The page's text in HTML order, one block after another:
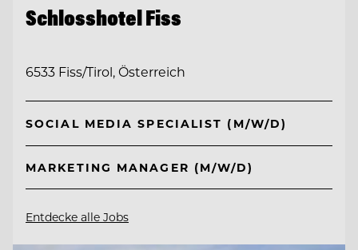
Schlosshotel Fiss
6533 Fiss/Tirol, Österreich
SOCIAL MEDIA SPECIALIST (M/W/D)
MARKETING MANAGER (M/W/D)
Entdecke alle Jobs